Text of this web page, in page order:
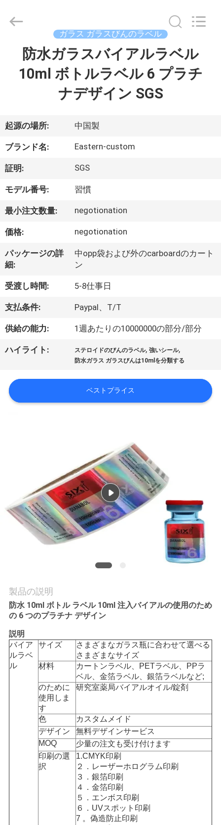
ダ
ク
ト
私
に
つ
い
て
工
場
行
私
連
絡
し
な
さ
2017
ガラス ガラスびんのラベル
防水ガラスバイアルラベル
10ml ボトルラベル 6 プラチ
ナデザイン SGS
起源の場所: 中国製
ブランド名: Eastern-custom
証明: SGS
モデル番号: 習慣
最小注文数量: negotionation
価格: negotionation
パッケージの詳
細:
中opp袋および外のcarboardのカート
ン
受渡し時間: 5-8仕事日
支払条件: Paypal、T/T
供給の能力: 1週あたりの10000000の部分/部分
ハイライト: ステロイドのびんのラベル,強いシール,
防水ガラス ガラスびんは10mlを分類する
ベストプライス
製品の説明
防水 10ml ボトル ラベル 10ml 注入バイアルの使用のため
の 6 つのプラチナ デザイン
説明
バイア
ルラベ
ル
サイズ
さまざまなガラス瓶に合わせて選べる
さまざまなサイズ
材料
カートンラベル、PETラベル、PPラ
ベル、金箔ラベル、銀箔ラベルなど;
のために
使用しま
す
研究室薬局バイアルオイル/錠剤
色
カスタムメイド
デザイン
無料デザインサービス
MOQ
少量の注文も受け付けます
印刷の選
択
1.CMYK印刷
２．レーザーホログラム印刷
３．銀箔印刷
４．金箔印刷
５．エンボス印刷
６．UVスポット印刷
7 。偽造防止印刷